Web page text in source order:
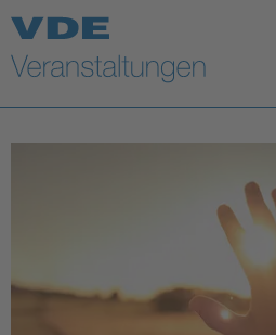
Top Themen
Fokusthemen
Health